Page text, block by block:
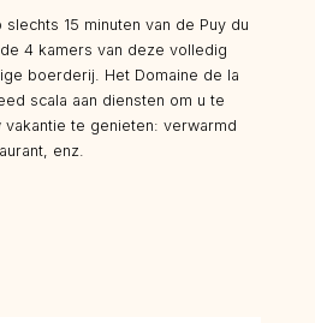
15 minuten van de Puy du
4 kamers van deze volledig
boerderij. Het Domaine de la
scala aan diensten om u te
vakantie te genieten: verwarmd
enz.